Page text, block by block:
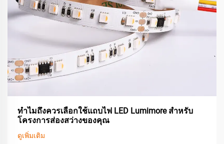
ทำไมถึงควรเลือกใช้แถบไฟ LED Lumimore สำหรับ
โครงการส่องสว่างของคุณ
ดูเพิ่มเติม